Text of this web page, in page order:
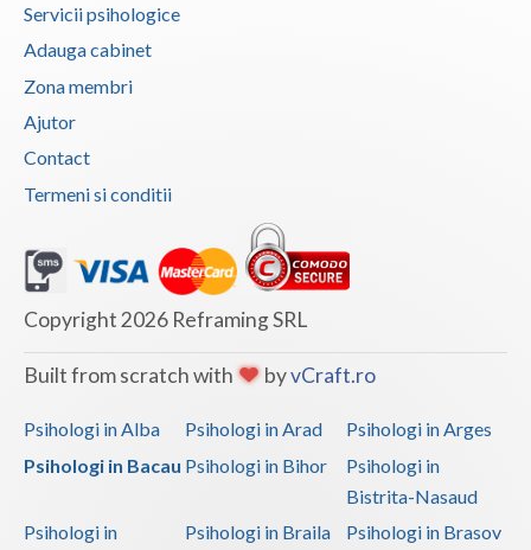
Servicii psihologice
Adauga cabinet
Zona membri
Ajutor
Contact
Termeni si conditii
Copyright 2026 Reframing SRL
Built from scratch with byvCraft.ro
Psihologi in Alba Psihologi in Arad
Psihologi in Arges
Psihologi in Bacau Psihologi in Bihor
Psihologi in
Bistrita-Nasaud
Psihologi in
Psihologi in Braila
Psihologi in Brasov